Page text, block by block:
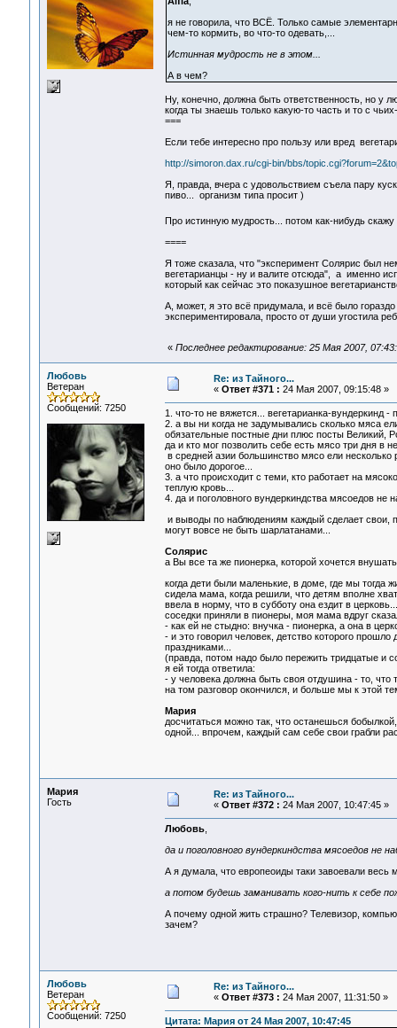
я не говорила, что ВСЁ. Только самые
чем-то кормить, во что-то одевать,...
Истинная мудрость не в этом...
А в чем?
Ну, конечно, должна быть ответственность, но у
когда ты знаешь только какую-то часть и то с
===
Если тебе интересно про пользу или вред
http://simoron.dax.ru/cgi-bin/bbs/
Я, правда, вчера с удовольствием съела пару
пиво... организм типа просит )
Про истинную мудрость... потом как-нибудь скажу
====
Я тоже сказала, что "эксперимент Солярис был
вегетарианцы - ну и валите отсюда", а именно
который как сейчас это показушное
А, может, я это всё придумала, и всё было
экспериментировала, просто от души угостила
« Последнее редактирование: 25 Мая 2007,
Любовь
Ветеран
Сообщений: 7250
Re: из Тайного...
« Ответ #371 : 24 Мая 2007, 09:15:48 »
1. что-то не вяжется... вегетарианка-вундеркинд
2. а вы ни когда не задумывались сколько мяса
обязательные постные дни плюс посты Великий,
да и кто мог позволить себе есть мясо три дня в
в средней азии большинство мясо ели
оно было дорогое...
3. а что происходит с теми, кто работает на
теплую кровь...
4. да и поголовного вундеркиндства мясоедов не
и выводы по наблюдениям каждый сделает свои,
могут вовсе не быть шарлатанами...
Солярис
а Вы все та же пионерка, которой хочется
когда дети были маленькие, в доме, где мы тогда
сидела мама, когда решили, что детям вполне
ввела в норму, что в субботу она ездит в
соседки приняли в пионеры, моя мама вдруг
- как ей не стыдно: внучка - пионерка, а она в
- и это говорил человек, детство которого
праздниками...
(правда, потом надо было пережить тридцатые и
я ей тогда ответила:
- у человека должна быть своя отдушина - то, что
на том разговор окончился, и больше мы к этой
Мария
досчитаться можно так, что останешься
одной... впрочем, каждый сам себе свои грабли
Мария
Гость
Re: из Тайного...
« Ответ #372 : 24 Мая 2007, 10:47:45 »
Любовь,
да и поголовного вундеркиндства мясоедов не
А я думала, что европеоиды таки завоевали
а потом будешь заманивать кого-нить к себе
А почему одной жить страшно? Телевизор,
зачем?
Любовь
Ветеран
Сообщений: 7250
Re: из Тайного...
« Ответ #373 : 24 Мая 2007, 11:31:50 »
Цитата: Мария от 24 Мая 2007, 10:47:45